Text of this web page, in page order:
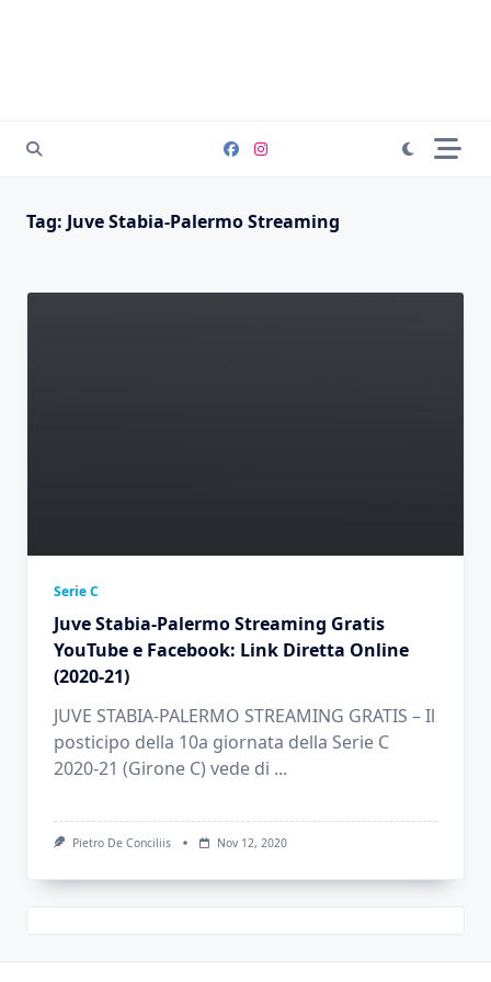
Tag: Juve Stabia-Palermo Streaming
Serie C
Juve Stabia-Palermo Streaming Gratis
YouTube e Facebook: Link Diretta Online
(2020-21)
JUVE STABIA-PALERMO STREAMING GRATIS – Il
posticipo della 10a giornata della Serie C
2020-21 (Girone C) vede di ...
Pietro De Conciliis Nov 12, 2020